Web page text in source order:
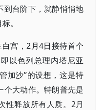
到台阶下，就静悄悄地
。
宫，2月4日接待首个
以色列总理内塔尼亚
加沙”的设想，这是特
个大动作。特朗普先是
性释放所有人质。2月